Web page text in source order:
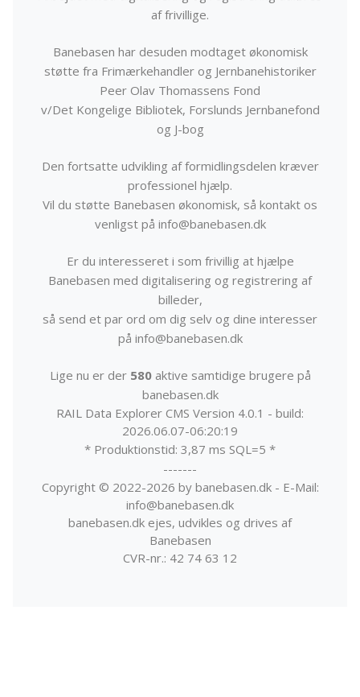
af frivillige.
Banebasen har desuden modtaget økonomisk
støtte fra Frimærkehandler og Jernbanehistoriker
Peer Olav Thomassens Fond
v/Det Kongelige Bibliotek, Forslunds Jernbanefond
og J-bog
Den fortsatte udvikling af formidlingsdelen kræver
professionel hjælp.
Vil du støtte Banebasen økonomisk, så kontakt os
venligst på info@banebasen.dk
Er du interesseret i som frivillig at hjælpe
Banebasen med digitalisering og registrering af
billeder,
så send et par ord om dig selv og dine interesser
på info@banebasen.dk
Lige nu er der 580aktive samtidige brugere på
banebasen.dk
RAIL Data Explorer CMS Version 4.0.1 - build:
2026.06.07-06:20:19
* Produktionstid: 3,87 ms SQL=5 *
-------
Copyright © 2022-2026 by banebasen.dk - E-Mail:
info@banebasen.dk
banebasen.dk ejes, udvikles og drives af
Banebasen
CVR-nr.: 42 74 63 12